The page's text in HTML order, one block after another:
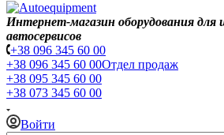
Интернет-магазин оборудования
автосервисов
+38 096 345 60 00
+38 096 345 60 00Отдел продаж
+38 095 345 60 00
+38 073 345 60 00
Войти